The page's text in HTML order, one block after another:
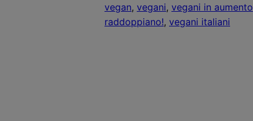
vegan, vegani, vegani in aumento
raddoppiano!, vegani italiani